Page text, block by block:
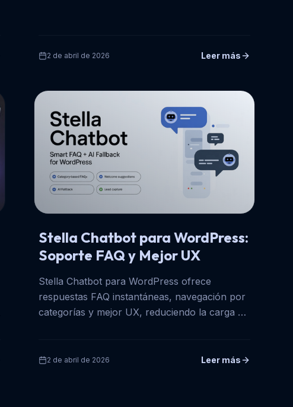
2 de abril de 2026 Leer más
Stella Chatbot para WordPress:
Soporte FAQ y Mejor UX
Stella Chatbot para WordPress ofrece
respuestas FAQ instantáneas, navegación por
categorías y mejor UX, reduciendo la carga de
2 de abril de 2026 Leer más